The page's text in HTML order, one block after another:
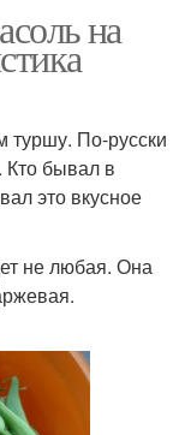
на
туршу. По-русски
бывал в
это вкусное
не любая. Она